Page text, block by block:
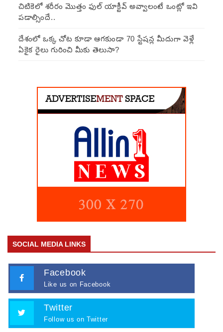
చిటికెలో శరీరం మొత్తం ఫుల్ యాక్టీవ్ అవ్వాలంటే ఒంట్లో ఇవి
పడాల్సిందే..
దేశంలో ఒక్క చోట కూడా ఆగకుండా 70 స్టేషన్ల మీదుగా వెళ్లే
ఏకైక రైలు గురించి మీకు తెలుసా?
SOCIAL MEDIA LINKS
Facebook
Like us on Facebook
Twitter
Follow us on Twitter